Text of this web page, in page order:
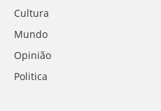
Cultura
Mundo
Opinião
Politica